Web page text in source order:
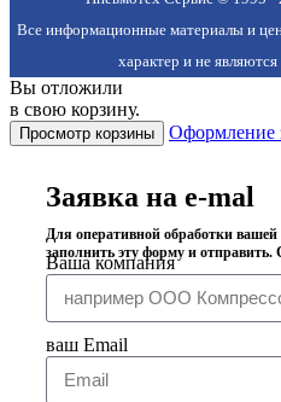
Все информационные материалы и
характер и не
Вы отложили
в свою корзину.
Просмотр корзины Оформление
Заявка на e-mal
Для оперативной обработки вашей
заполнить эту форму и отправить.
Ваша компания
ваш Email